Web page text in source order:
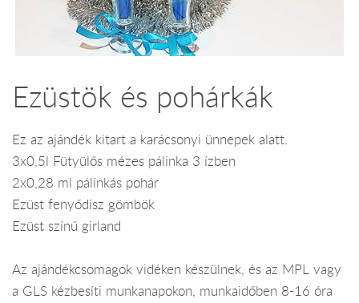
Ezüstök és pohárkák
Ez az ajándék kitart a karácsonyi ünnepek alatt.
3x0,5l Fütyülős mézes pálinka 3 ízben
2x0,28 ml pálinkás pohár
Ezüst fenyődísz gömbök
Ezüst színű girland
Az ajándékcsomagok vidéken készülnek, és az MPL vagy
a GLS kézbesíti munkanapokon, munkaidőben 8-16 óra